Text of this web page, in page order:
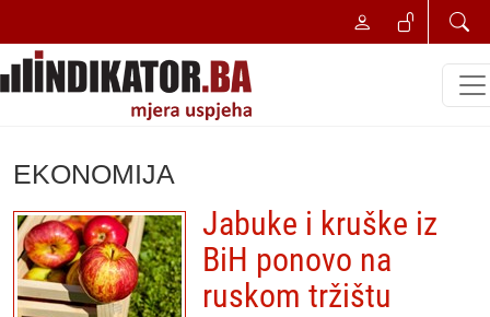
EKONOMIJA
Jabuke i kruške iz
BiH ponovo na
ruskom tržištu